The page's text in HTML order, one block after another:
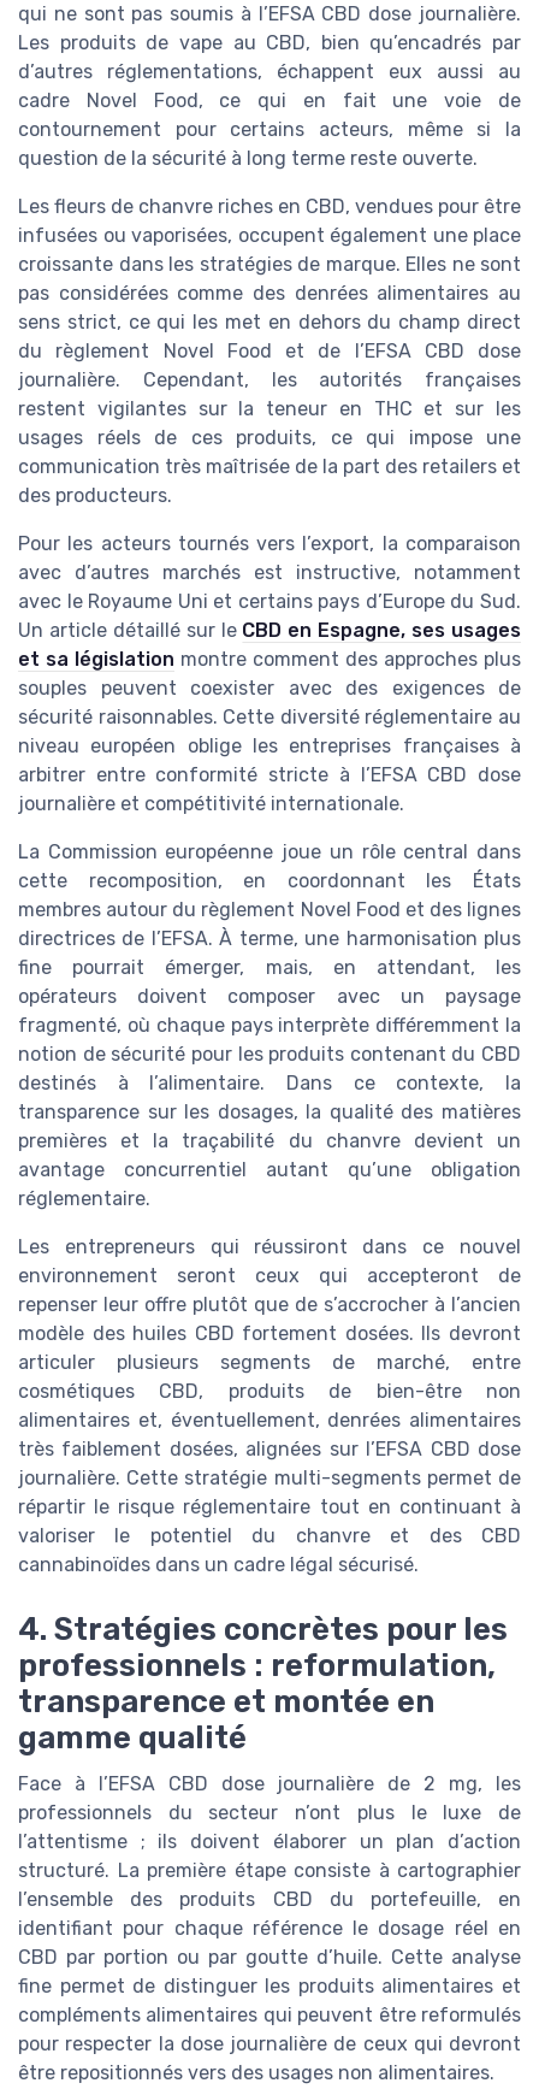
qui ne sont pas soumis à l’EFSA CBD dose journalière.
Les produits de vape au CBD, bien qu’encadrés par
d’autres réglementations, échappent eux aussi au
cadre Novel Food, ce qui en fait une voie de
contournement pour certains acteurs, même si la
question de la sécurité à long terme reste ouverte.
Les fleurs de chanvre riches en CBD, vendues pour être
infusées ou vaporisées, occupent également une place
croissante dans les stratégies de marque. Elles ne sont
pas considérées comme des denrées alimentaires au
sens strict, ce qui les met en dehors du champ direct
du règlement Novel Food et de l’EFSA CBD dose
journalière. Cependant, les autorités françaises
restent vigilantes sur la teneur en THC et sur les
usages réels de ces produits, ce qui impose une
communication très maîtrisée de la part des retailers et
des producteurs.
Pour les acteurs tournés vers l’export, la comparaison
avec d’autres marchés est instructive, notamment
avec le Royaume Uni et certains pays d’Europe du Sud.
Un article détaillé sur le CBD en Espagne, ses usages
et sa législation montre comment des approches plus
souples peuvent coexister avec des exigences de
sécurité raisonnables. Cette diversité réglementaire au
niveau européen oblige les entreprises françaises à
arbitrer entre conformité stricte à l’EFSA CBD dose
journalière et compétitivité internationale.
La Commission européenne joue un rôle central dans
cette recomposition, en coordonnant les États
membres autour du règlement Novel Food et des lignes
directrices de l’EFSA. À terme, une harmonisation plus
fine pourrait émerger, mais, en attendant, les
opérateurs doivent composer avec un paysage
fragmenté, où chaque pays interprète différemment la
notion de sécurité pour les produits contenant du CBD
destinés à l’alimentaire. Dans ce contexte, la
transparence sur les dosages, la qualité des matières
premières et la traçabilité du chanvre devient un
avantage concurrentiel autant qu’une obligation
réglementaire.
Les entrepreneurs qui réussiront dans ce nouvel
environnement seront ceux qui accepteront de
repenser leur offre plutôt que de s’accrocher à l’ancien
modèle des huiles CBD fortement dosées. Ils devront
articuler plusieurs segments de marché, entre
cosmétiques CBD, produits de bien-être non
alimentaires et, éventuellement, denrées alimentaires
très faiblement dosées, alignées sur l’EFSA CBD dose
journalière. Cette stratégie multi-segments permet de
répartir le risque réglementaire tout en continuant à
valoriser le potentiel du chanvre et des CBD
cannabinoïdes dans un cadre légal sécurisé.
4. Stratégies concrètes pour les
professionnels : reformulation,
transparence et montée en
gamme qualité
Face à l’EFSA CBD dose journalière de 2 mg, les
professionnels du secteur n’ont plus le luxe de
l’attentisme ; ils doivent élaborer un plan d’action
structuré. La première étape consiste à cartographier
l’ensemble des produits CBD du portefeuille, en
identifiant pour chaque référence le dosage réel en
CBD par portion ou par goutte d’huile. Cette analyse
fine permet de distinguer les produits alimentaires et
compléments alimentaires qui peuvent être reformulés
pour respecter la dose journalière de ceux qui devront
être repositionnés vers des usages non alimentaires.